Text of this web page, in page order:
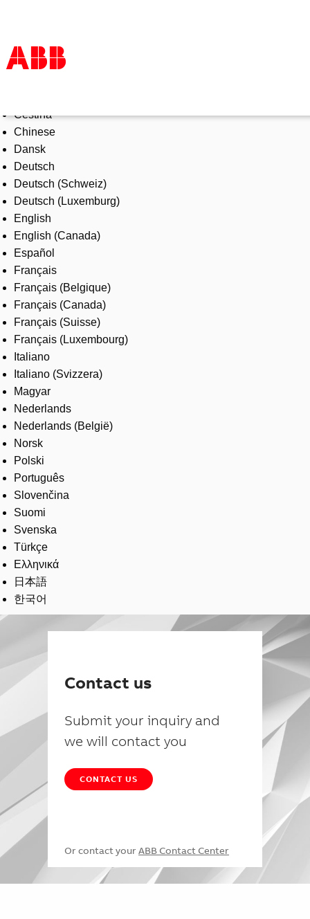
Products & Solutions
Industries
Services
About us
Where to buy
Contact us
Careers
Čeština
Chinese
Dansk
Deutsch
Deutsch (Schweiz)
Deutsch (Luxemburg)
English
English (Canada)
Español
Français
Français (Belgique)
Français (Canada)
Français (Suisse)
Français (Luxembourg)
Italiano
Italiano (Svizzera)
Magyar
Nederlands
Nederlands (België)
Norsk
Polski
Português
Slovenčina
Suomi
Svenska
Türkçe
Ελληνικά
日本語
한국어
Contact us
Submit your inquiry and
we will contact you
CONTACT US
Or contact your ABB Contact Center